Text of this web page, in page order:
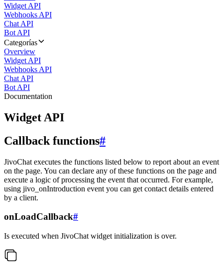
Widget API
Webhooks API
Chat API
Bot API
Categorías
Overview
Widget API
Webhooks API
Chat API
Bot API
Documentation
Widget API
Callback functions#
JivoChat executes the functions listed below to report about an event
on the page. You can declare any of these functions on the page and
execute a logic of processing the event that occurred. For example,
using jivo_onIntroduction event you can get contact details entered
by a client.
onLoadCallback#
Is executed when JivoChat widget initialization is over.